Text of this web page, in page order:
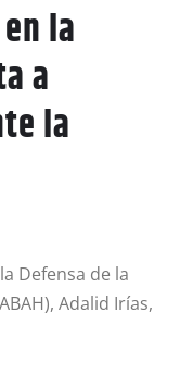
la
a
la
Defensa de la
Adalid Irías,